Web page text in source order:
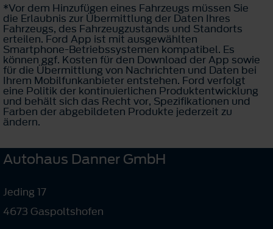
*Vor dem Hinzufügen eines Fahrzeugs müssen Sie
die Erlaubnis zur Übermittlung der Daten Ihres
Fahrzeugs, des Fahrzeugzustands und Standorts
erteilen. Ford App ist mit ausgewählten
Smartphone-Betriebssystemen kompatibel. Es
können ggf. Kosten für den Download der App sowie
für die Übermittlung von Nachrichten und Daten bei
Ihrem Mobilfunkanbieter entstehen. Ford verfolgt
eine Politik der kontinuierlichen Produktentwicklung
und behält sich das Recht vor, Spezifikationen und
Farben der abgebildeten Produkte jederzeit zu
ändern.
Autohaus Danner GmbH
Jeding 17
4673 Gaspoltshofen